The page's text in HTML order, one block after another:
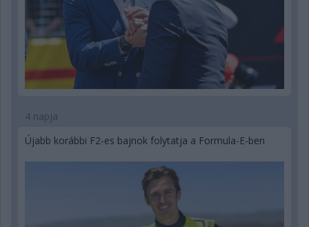
4 napja
Újabb korábbi F2-es bajnok folytatja a Formula-E-ben